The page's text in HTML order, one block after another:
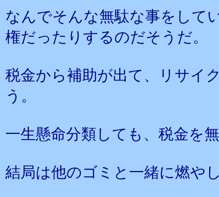
なんでそんな無駄な事をして
権だったりするのだそうだ。
税金から補助が出て、リサイ
う。
一生懸命分類しても、税金を
結局は他のゴミと一緒に燃や